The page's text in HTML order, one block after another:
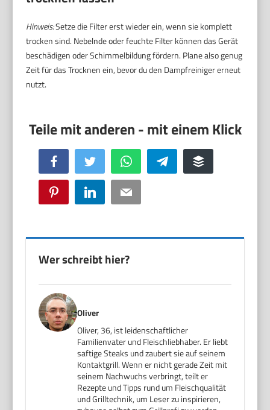
Hinweis:Setze die Filter erst wieder ein, wenn sie komplett
trocken sind. Nebelnde oder feuchte Filter können das Gerät
beschädigen oder Schimmelbildung fördern. Plane also genug
Zeit für das Trocknen ein, bevor du den Dampfreiniger erneut
nutzt.
Facebook Twitter WhatsApp Telegram Buffer
Pinterest LinkedIn Email
Wer schreibt hier?
Oliver
Oliver, 36, ist leidenschaftlicher
Familienvater und Fleischliebhaber. Er liebt
saftige Steaks und zaubert sie auf seinem
Kontaktgrill. Wenn er nicht gerade Zeit mit
seinem Nachwuchs verbringt, teilt er
Rezepte und Tipps rund um Fleischqualität
und Grilltechnik, um Leser zu inspirieren,